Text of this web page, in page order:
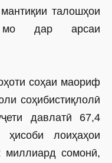
талошҳои
мо дар арсаи
соҳаи маориф
соҳибистиқлолӣ
давлатӣ 67,4
лоиҳаҳои
миллиард сомонӣ,